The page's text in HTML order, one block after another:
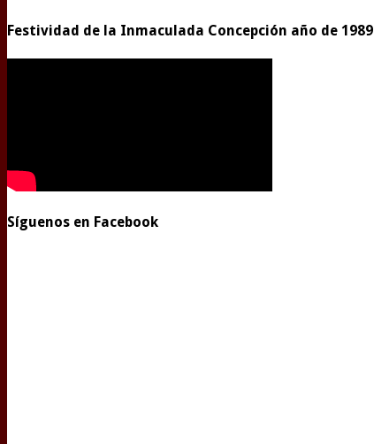
Festividad de la Inmaculada Concepción año de 1989
Síguenos en Facebook